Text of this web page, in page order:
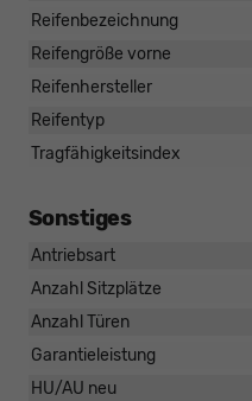
Reifenbezeichnung
Reifengröße vorne
Reifenhersteller
Reifentyp
Tragfähigkeitsindex
Sonstiges
Antriebsart
Anzahl Sitzplätze
Anzahl Türen
Garantieleistung
HU/AU neu